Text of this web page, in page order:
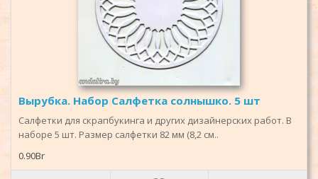
Вырубка. Набор Салфетка солнышко. 5 шт
Салфетки для скрапбукинга и других дизайнерских работ. В
наборе 5 шт. Размер салфетки 82 мм (8,2 см..
0.90Br